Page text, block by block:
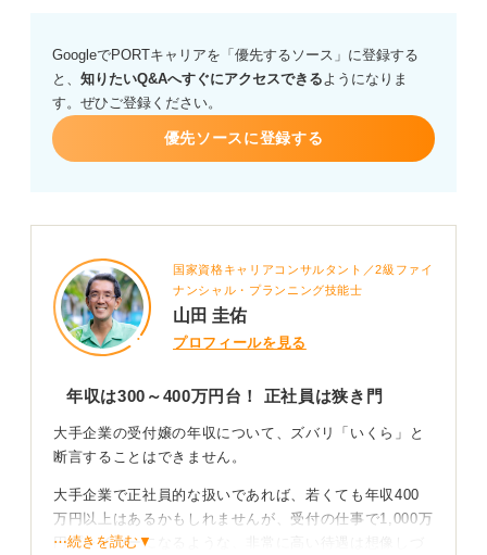
す。
GoogleでPORTキャリアを「優先するソース」に登録する
と、 知りたいQ&Aへすぐにアクセスできるようになりま
す。ぜひご登録ください。
優先ソースに登録する
国家資格キャリアコンサルタント／2級ファイ
ナンシャル・プランニング技能士
山田 圭佑
プロフィールを見る
年収は300～400万円台！ 正社員は狭き門
大手企業の受付嬢の年収について、ズバリ「いくら」と
断言することはできません。
大手企業で正社員的な扱いであれば、若くても年収400
万円以上はあるかもしれませんが、受付の仕事で1,000万
円プレイヤーになるような、非常に高い待遇は想像しづ
⋯続きを読む▼